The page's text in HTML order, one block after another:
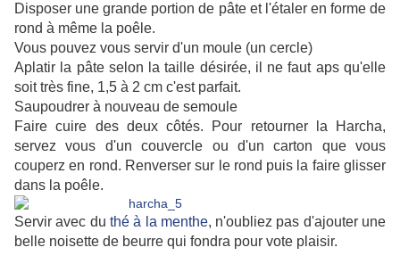
Disposer une grande portion de pâte et l'étaler en forme de
rond à même la poêle.
Vous pouvez vous servir d'un moule (un cercle)
Aplatir la pâte selon la taille désirée, il ne faut aps qu'elle
soit très fine, 1,5 à 2 cm c'est parfait.
Saupoudrer à nouveau de semoule
Faire cuire des deux côtés. Pour retourner la Harcha,
servez vous d'un couvercle ou d'un carton que vous
couperz en rond. Renverser sur le rond puis la faire glisser
dans la poêle.
Servir avec du thé à la menthe, n'oubliez pas d'ajouter une
belle noisette de beurre qui fondra pour vote plaisir.